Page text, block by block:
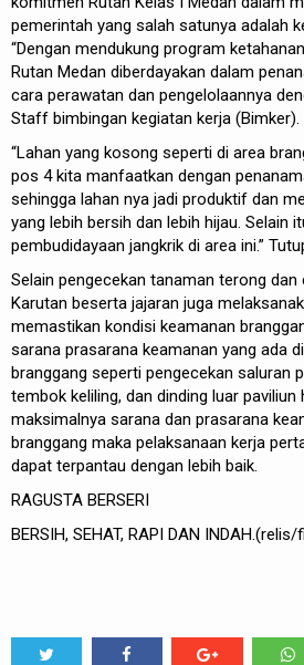
pemerintah yang salah satunya adalah
“Dengan mendukung program
Rutan Medan diberdayakan dalam
cara perawatan dan pengelolaannya
Staff bimbingan kegiatan kerja (Bimker).
“Lahan yang kosong seperti di area
pos 4 kita manfaatkan dengan
sehingga lahan nya jadi produktif dan
yang lebih bersih dan lebih hijau. Selain
pembudidayaan jangkrik di area ini.”
Selain pengecekan tanaman terong dan
Karutan beserta jajaran juga
memastikan kondisi keamanan
sarana prasarana keamanan yang ada
branggang seperti pengecekan saluran
tembok keliling, dan dinding luar paviliun
maksimalnya sarana dan prasarana
branggang maka pelaksanaan kerja
dapat terpantau dengan lebih baik.
RAGUSTA BERSERI
BERSIH, SEHAT, RAPI DAN INDAH.(relis/